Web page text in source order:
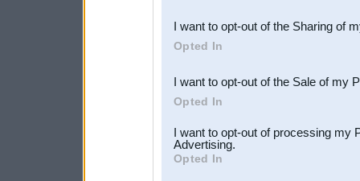
Downstream Participants
third parties.
I want to opt-out of the Sharing of
Opted In
I want to opt-out of the Sale of my
Opted In
I want to opt-out of processing my
Advertising.
Opted In